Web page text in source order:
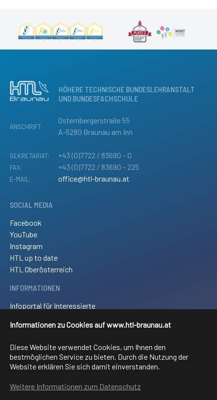
Informationen zu Cookies auf www.htl-braunau.at
Diese Website verwendet Cookies, um Ihnen den
bestmöglichen Service zu bieten. Durch die Nutzung der
Website erklären Sie sich damit einverstanden.
Weitere Informationen zum Datenschutz
HÖHERE TECHNISCHE BUNDESLEHRANSTALT
UND BUNDESFACHSCHULE
ANSCHRIFT:
Osternbergerstraße 55
A-5280 Braunau am Inn
SEKRETARIAT: +43 (0)7722 / 83690 – 0
FAX: +43 (0)7722 / 83690 – 225
E-MAIL: office@htl-braunau.at
SOCIAL MEDIA
Facebook
YouTube
Instagram
HTL up to date
HTL Oberösterreich
INFORMATIONEN
Infoportal für Interessierte
Downloads
Sitemap
FACHRICHTUNGEN
Elektronik und technische Informatik